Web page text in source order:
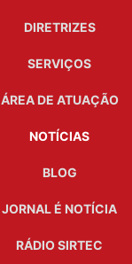
DIRETRIZES
SERVIÇOS
ÁREA DE ATUAÇÃO
NOTÍCIAS
BLOG
JORNAL É NOTÍCIA
RÁDIO SIRTEC